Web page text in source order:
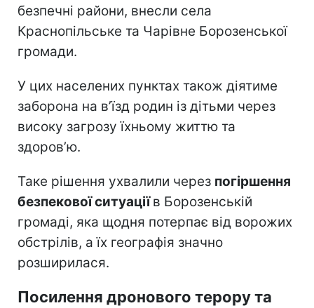
безпечні райони, внесли села
Краснопільське та Чарівне Борозенської
громади.
У цих населених пунктах також діятиме
заборона на в’їзд родин із дітьми через
високу загрозу їхньому життю та
здоров’ю.
Таке рішення ухвалили через погіршення
безпекової ситуаціїв Борозенській
громаді, яка щодня потерпає від ворожих
обстрілів, а їх географія значно
розширилася.
Посилення дронового терору та